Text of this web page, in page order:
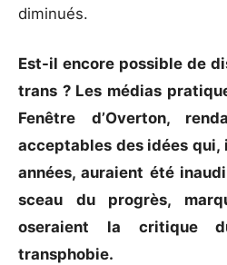
diminués.
Est-il encore possible de
trans ? Les médias
Fenêtre d’Overton,
acceptables des idées qui,
années, auraient été
sceau du progrès,
oseraient la critique
transphobie.